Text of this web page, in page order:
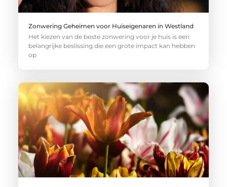
Zonwering Geheimen voor Huiseigenaren in Westland
Het kiezen van de beste zonwering voor je huis is een
belangrijke beslissing die een grote impact kan hebben
op